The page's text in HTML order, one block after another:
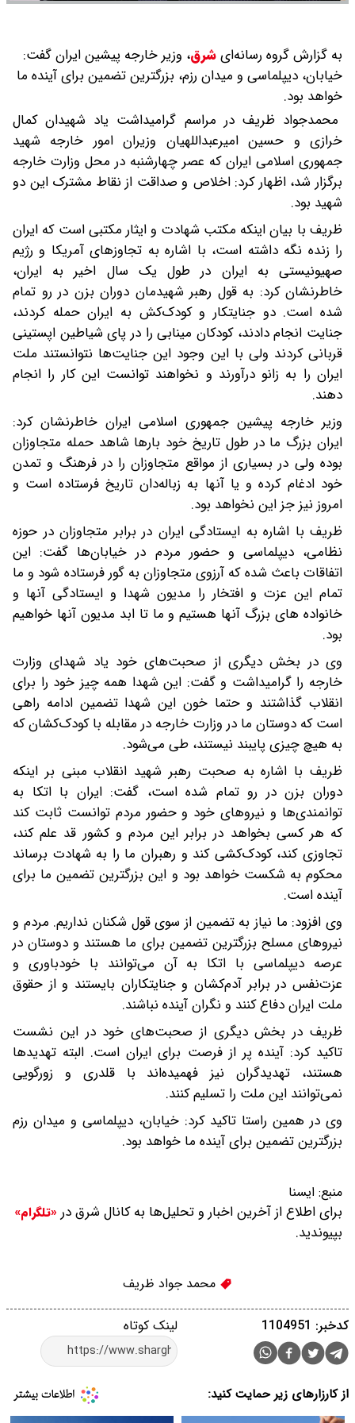
به گزارش گروه رسانه‌ایشرق، وزیر خارجه پیشین ایران گفت:
خیابان، دیپلماسی و میدان رزم، بزرگترین تضمین برای آینده ما
خواهد بود.
محمدجواد ظریف در مراسم گرامیداشت یاد شهیدان کمال
خرازی و حسین امیرعبداللهیان وزیران امور خارجه شهید
جمهوری اسلامی ایران که عصر چهارشنبه در محل وزارت خارجه
برگزار شد، اظهار کرد: اخلاص و صداقت از نقاط مشترک این دو
شهید بود.
ظریف با بیان اینکه مکتب شهادت و ایثار مکتبی است که ایران
را زنده نگه داشته است، با اشاره به تجاوزهای آمریکا و رژیم
صهیونیستی به ایران در طول یک سال اخیر به ایران،
خاطرنشان کرد: به قول رهبر شهیدمان دوران بزن در رو تمام
شده است. دو جنایتکار و کودک‌کش به ایران حمله کردند،
جنایت انجام دادند، کودکان مینابی را در پای شیاطین اپستینی
قربانی کردند ولی با این وجود این جنایت‌ها نتوانستند ملت
ایران را به زانو درآورند و نخواهند توانست این کار را انجام
دهند.
وزیر خارجه پیشین جمهوری اسلامی ایران خاطرنشان کرد:
ایران بزرگ ما در طول تاریخ خود بارها شاهد حمله متجاوزان
بوده ولی در بسیاری از مواقع متجاوزان را در فرهنگ و تمدن
خود ادغام کرده و یا آنها به زباله‌دان تاریخ فرستاده است و
امروز نیز جز این نخواهد بود.
ظریف با اشاره به ایستادگی ایران در برابر متجاوزان در حوزه
نظامی، دیپلماسی و حضور مردم در خیابان‌ها گفت: این
اتفاقات باعث شده که آرزوی متجاوزان به گور فرستاده شود و ما
تمام این عزت و افتخار را مدیون شهدا و ایستادگی آنها و
خانواده های بزرگ آنها هستیم و ما تا ابد مدیون آنها خواهیم
بود.
وی در بخش دیگری از صحبت‌های خود یاد شهدای وزارت
خارجه را گرامیداشت و گفت: این شهدا همه چیز خود را برای
انقلاب گذاشتند و حتما خون این شهدا تضمین ادامه راهی
است که دوستان ما در وزارت خارجه در مقابله با کودک‌کشان که
به هیچ چیزی پایبند نیستند، طی می‌شود.
ظریف با اشاره به صحبت رهبر شهید انقلاب مبنی بر اینکه
دوران بزن در رو تمام شده است، گفت: ایران با اتکا به
توانمندی‌ها و نیروهای خود و حضور مردم توانست ثابت کند
که هر کسی بخواهد در برابر این مردم و کشور قد علم کند،
تجاوزی کند، کودک‌کشی کند و رهبران ما را به شهادت برساند
محکوم به شکست خواهد بود و این بزرگترین تضمین ما برای
آینده است.
وی افزود: ما نیاز به تضمین از سوی قول شکنان نداریم. مردم‌ و
نیروهای مسلح‌ بزرگترین تضمین برای ما هستند و دوستان در
عرصه دیپلماسی با اتکا به آن می‌توانند با خودباوری و
عزت‌نفس در برابر آدم‌کشان و جنایتکاران بایستند و از حقوق
ملت ایران دفاع کنند و نگران آینده نباشند.
ظریف در بخش دیگری از صحبت‌های خود در این نشست
تاکید کرد: آینده پر از فرصت برای ایران است. البته تهدیدها
هستند، تهدیدگران نیز فهمیده‌اند با قلدری و زورگویی
نمی‌توانند این ملت را تسلیم کنند.
وی در همین راستا تاکید کرد: خیابان، دیپلماسی و میدان رزم
بزرگترین تضمین برای آینده ما خواهد بود.
منبع: ایسنا
برای اطلاع از آخرین اخبار و تحلیل‌ها به کانال شرق در «تلگرام»
بپیوندید.
محمد جواد ظريف
لینک کوتاه کدخبر: 1104951
از کارزارهای زیر حمایت کنید: